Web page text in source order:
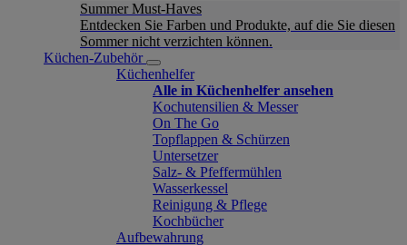
Summer Must-Haves
Entdecken Sie Farben und Produkte, auf die Sie diesen
Sommer nicht verzichten können.
Küchen-Zubehör
Küchenhelfer
Alle in Küchenhelfer ansehen
Kochutensilien & Messer
On The Go
Topflappen & Schürzen
Untersetzer
Salz- & Pfeffermühlen
Wasserkessel
Reinigung & Pflege
Kochbücher
Aufbewahrung